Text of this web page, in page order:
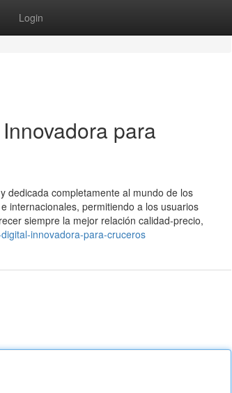
Login
para
dedicada completamente al mundo de los
internacionales, permitiendo a los usuarios
siempre la mejor relación calidad-precio,
innovadora-para-cruceros